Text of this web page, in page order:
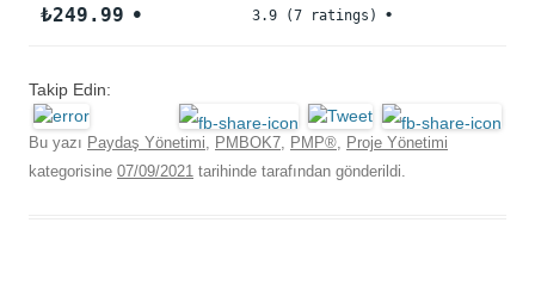
₺249.99 3.9 (7 ratings)
Takip Edin:
Bu yazı Paydaş Yönetimi PMBOK7 PMP® Proje Yönetimi
kategorisine 07/09/2021 tarihinde tarafından gönderildi.